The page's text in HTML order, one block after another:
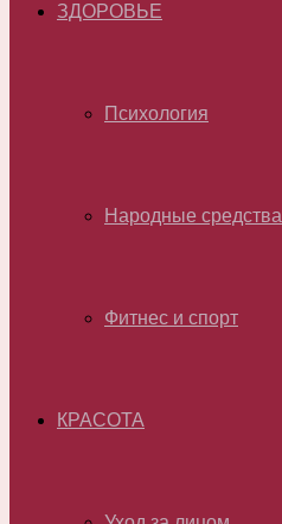
ЗДОРОВЬЕ
Психология
Народные средства
Фитнес и спорт
КРАСОТА